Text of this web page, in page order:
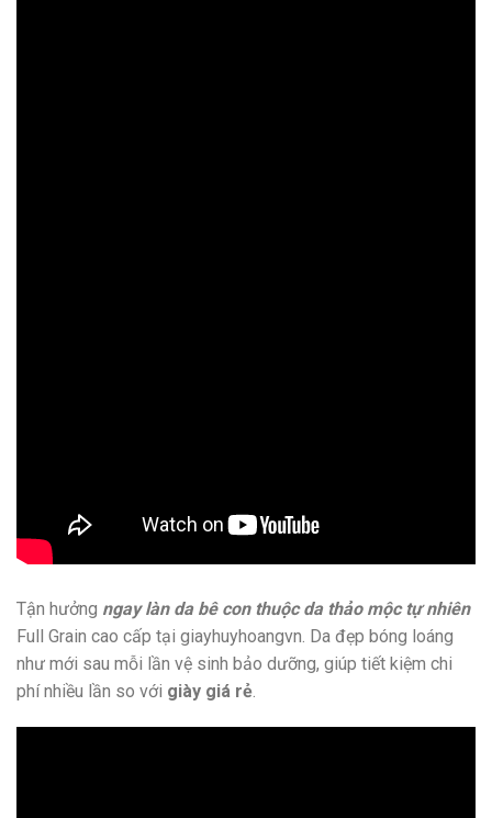
Tận hưởng ngay làn da bê con thuộc da thảo mộc tự nhiên
Full Grain cao cấp tại giayhuyhoangvn. Da đẹp bóng loáng
như mới sau mỗi lần vệ sinh bảo dưỡng, giúp tiết kiệm chi
phí nhiều lần so với giày giá rẻ